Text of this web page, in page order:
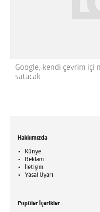
Google, kendi çevrim içi
satacak
Hakkımızda
Künye
Reklam
İletişim
Yasal Uyarı
Popüler İçerikler